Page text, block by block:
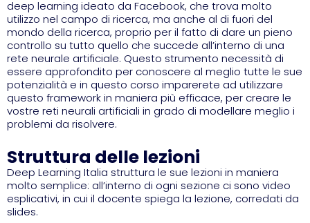
deep learning ideato da Facebook, che trova molto
utilizzo nel campo di ricerca, ma anche al di fuori del
mondo della ricerca, proprio per il fatto di dare un pieno
controllo su tutto quello che succede all’interno di una
rete neurale artificiale. Questo strumento necessità di
essere approfondito per conoscere al meglio tutte le sue
potenzialità e in questo corso imparerete ad utilizzare
questo framework in maniera più efficace, per creare le
vostre reti neurali artificiali in grado di modellare meglio i
problemi da risolvere.
Struttura delle lezioni
Deep Learning Italia struttura le sue lezioni in maniera
molto semplice: all’interno di ogni sezione ci sono video
esplicativi, in cui il docente spiega la lezione, corredati da
slides.